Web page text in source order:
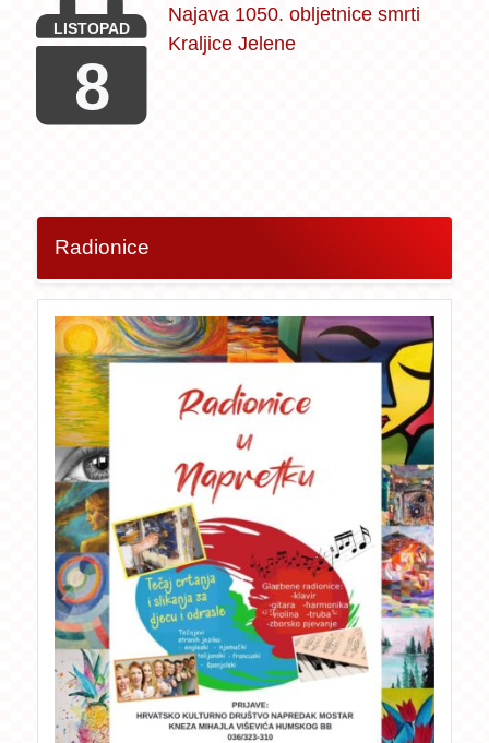
LISTOPAD
8
Najava 1050. obljetnice smrti
Kraljice Jelene
Radionice